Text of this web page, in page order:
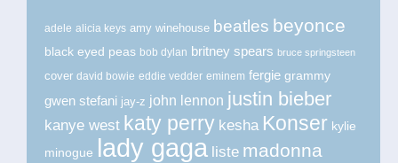
adele alicia keys amy winehouse beatles beyonce
black eyed peas bob dylan britney spears bruce springsteen
cover david bowie eddie vedder eminem fergie grammy
gwen stefani jay-z john lennon justin bieber
kanye west katy perry kesha Konser kylie
minogue lady gaga liste madonna